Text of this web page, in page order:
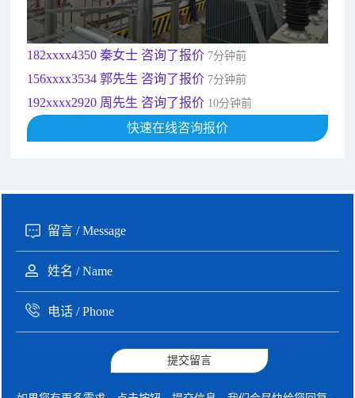
135xxxx6654 张先生 咨询了报价
181xxxx7531 苟先生 咨询了报价5分钟前
182xxxx4350 秦女士 咨询了报价 7分钟前
156xxxx3534 郭先生 咨询了报价 7分钟前
192xxxx2920 周先生 咨询了报价 10分钟前
189xxxx6562 王先生 咨询了报价1秒前
快速在线咨询报价
提交留言